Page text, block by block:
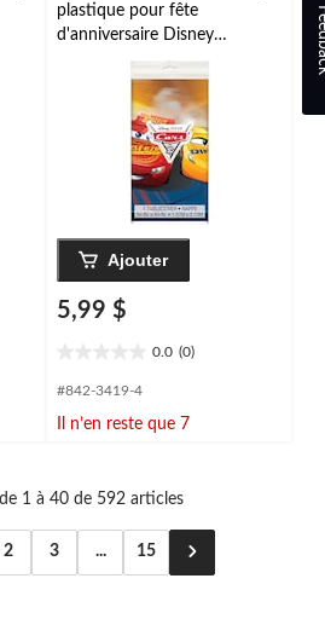
plastique pour fête
d'anniversaire Disney
Les Bagnoles Flash
McQueen,
bleu/rouge/jaune, 54 x
Ajouter
5,99 $
0.0 (0)
étoile(s)
5.
#842-3419-4
Il n’en reste que 7
1 à 40 de 592 articles
2 3 ... 15